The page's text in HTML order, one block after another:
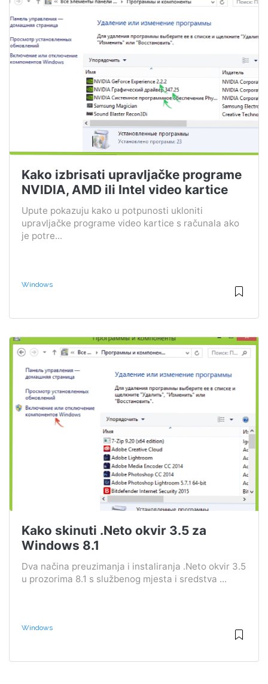
Kako izbrisati upravljačke programe
NVIDIA, AMD ili Intel video kartice
Upute pokazuju kako u potpunosti ukloniti
upravljačke programe video kartice s računala ako
je potre...
Windows
Kako skinuti .Neto okvir 3.5 za
Windows 8.1
Dva načina preuzimanja i instaliranja .Neto okvir 3.5
u prozorima 8.1 s službenog mjesta i sredstva ...
Windows